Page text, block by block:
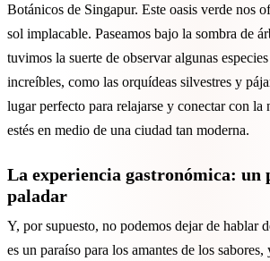
Botánicos de Singapur. Este oasis verde nos
sol implacable. Paseamos bajo la sombra de
tuvimos la suerte de observar algunas
increíbles, como las orquídeas silvestres y
lugar perfecto para relajarse y conectar con la
estés en medio de una ciudad tan moderna.
La experiencia gastronómica: un
paladar
Y, por supuesto, no podemos dejar de hablar
es un paraíso para los amantes de los sabores,